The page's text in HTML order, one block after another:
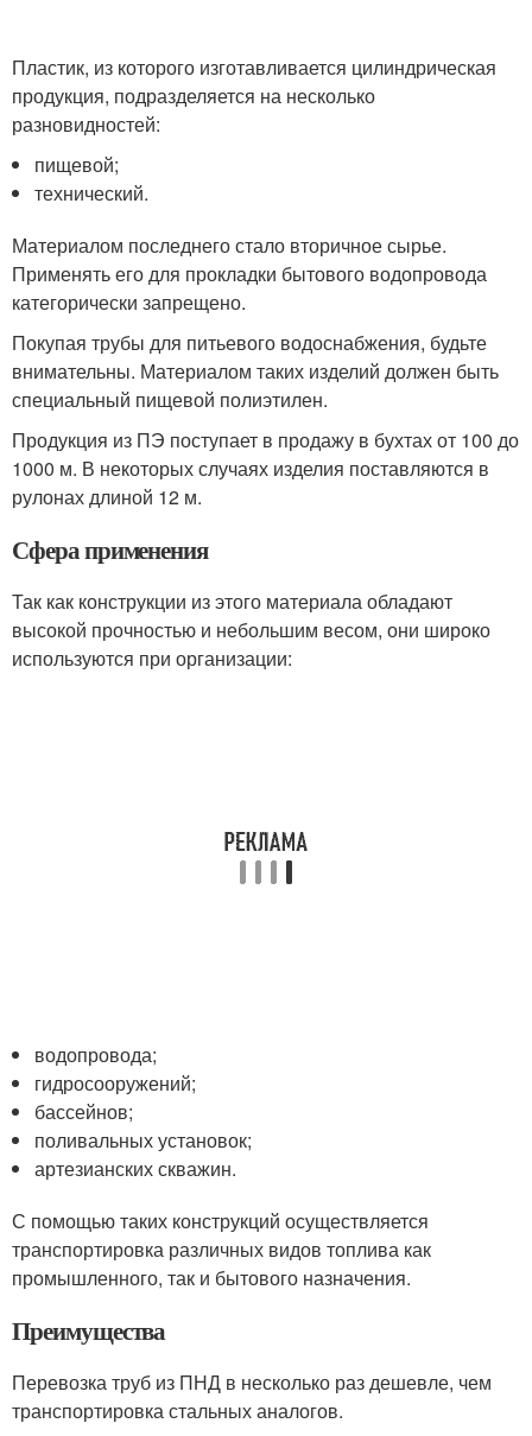
Пластик, из которого изготавливается цилиндрическая
продукция, подразделяется на несколько
разновидностей:
пищевой;
технический.
Материалом последнего стало вторичное сырье.
Применять его для прокладки бытового водопровода
категорически запрещено.
Покупая трубы для питьевого водоснабжения, будьте
внимательны. Материалом таких изделий должен быть
специальный пищевой полиэтилен.
Продукция из ПЭ поступает в продажу в бухтах от 100 до
1000 м. В некоторых случаях изделия поставляются в
рулонах длиной 12 м.
Сфера применения
Так как конструкции из этого материала обладают
высокой прочностью и небольшим весом, они широко
используются при организации:
водопровода;
гидросооружений;
бассейнов;
поливальных установок;
артезианских скважин.
С помощью таких конструкций осуществляется
транспортировка различных видов топлива как
промышленного, так и бытового назначения.
Преимущества
Перевозка труб из ПНД в несколько раз дешевле, чем
транспортировка стальных аналогов.